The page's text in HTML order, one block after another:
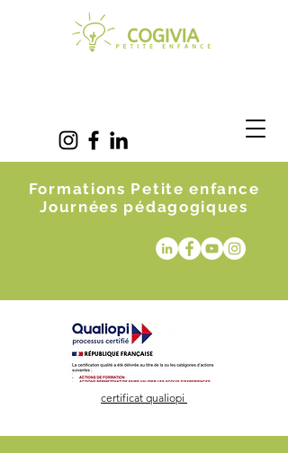
Formations Petite enfance
Journées pédagogiques
certificat qualiopi